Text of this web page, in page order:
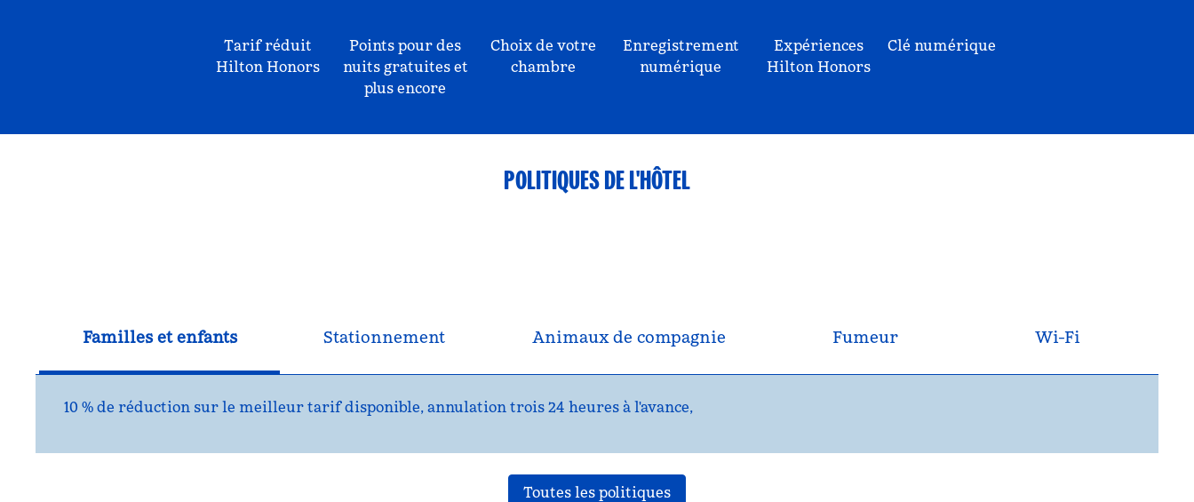
Tarif réduit
Hilton Honors
Points pour des
nuits gratuites et
plus encore
Choix de votre
chambre
Enregistrement
numérique
Expériences
Hilton Honors
Clé numérique
POLITIQUES DE L'HÔTEL
Familles et enfants Stationnement Animaux de compagnie Fumeur Wi-Fi
10 % de réduction sur le meilleur tarif disponible, annulation trois 24 heures à l'avance,
Toutes les politiques